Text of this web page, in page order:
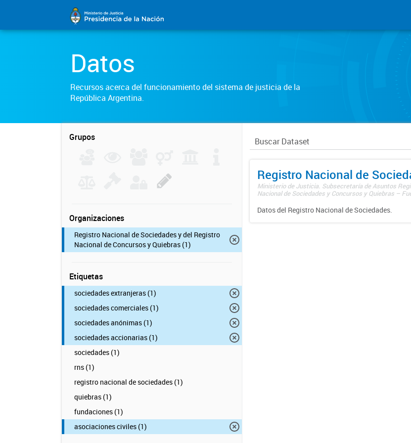
Datos
Recursos acerca del funcionamiento del sistema de justicia de la
República Argentina.
Grupos
Organizaciones
Registro Nacional de Sociedades y del Registro
Nacional de Concursos y Quiebras (1)
Etiquetas
sociedades extranjeras (1)
sociedades comerciales (1)
sociedades anónimas (1)
sociedades accionarias (1)
sociedades (1)
rns (1)
registro nacional de sociedades (1)
quiebras (1)
fundaciones (1)
asociaciones civiles (1)
Registro Nacional de
Ministerio de Justicia. Subsecretaría de Asuntos
Nacional de Sociedades y Concursos y Quiebras –
Datos del Registro Nacional de Sociedades.